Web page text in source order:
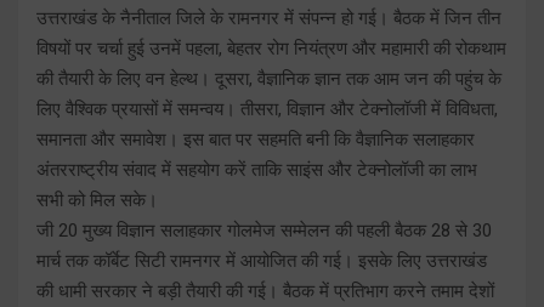
उत्तराखंड के नैनीताल जिले के रामनगर में संपन्न हो गई। बैठक में जिन तीन
विषयों पर चर्चा हुई उनमें पहला, बेहतर रोग नियंत्रण और महामारी की रोकथाम
की तैयारी के लिए वन हेल्थ। दूसरा, वैज्ञानिक ज्ञान तक आम जन की पहुंच के
लिए वैश्विक प्रयासों में समन्वय। तीसरा, विज्ञान और टेक्नोलॉजी में विविधता,
समानता और समावेश। इस बात पर सहमति बनी कि वैज्ञानिक सलाहकार
अंतरराष्ट्रीय संवाद में सहयोग करें ताकि साइंस और टेक्नोलॉजी का लाभ
सभी को मिल सके।
जी 20 मुख्य विज्ञान सलाहकार गोलमेज सम्मेलन की पहली बैठक 28 से 30
मार्च तक कॉर्बेट सिटी रामनगर में आयोजित की गई। इसके लिए उत्तराखंड
की धामी सरकार ने बड़ी तैयारी की गई। बैठक में प्रतिभाग करने तमाम देशों